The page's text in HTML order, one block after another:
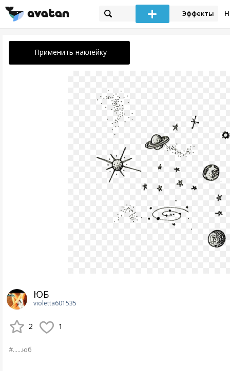
Эффекты
Применить наклейку
ЮБ
violetta601535
2 1
#......юб